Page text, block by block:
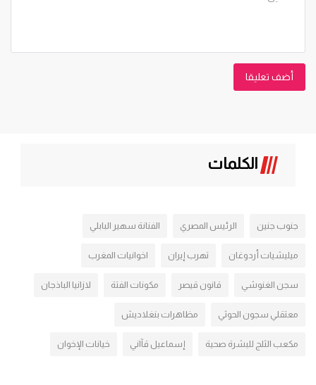
أضف تعليقا
الكلمات
جنوب جنين الرئيس المصري الفنانة سهير البابلي
ميليشيات أردوغان تهرب إيران اخوانيات المغرب
سجن الغنوشي قانون قيصر مكونات الفتة لازانيا الباذجان
معتقلي سجون الحوثي مظاهرات بنغلاديش
مكعب الثلج للبشرة صحية إسماعيل قآاني خيانات الإخوان